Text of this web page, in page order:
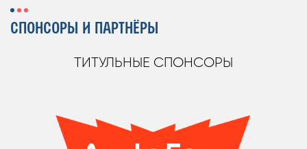
СПОНСОРЫ И ПАРТНЁРЫ
ТИТУЛЬНЫЕ СПОНСОРЫ